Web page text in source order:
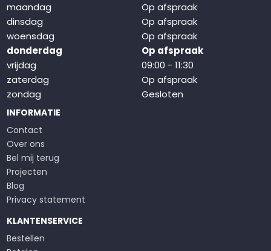
maandag
Op afspraak
dinsdag
Op afspraak
woensdag
Op afspraak
donderdag
Op afspraak
vrijdag
09:00 - 11:30
zaterdag
Op afspraak
zondag
Gesloten
INFORMATIE
Contact
Over ons
Bel mij terug
Projecten
Blog
Privacy statement
KLANTENSERVICE
Bestellen